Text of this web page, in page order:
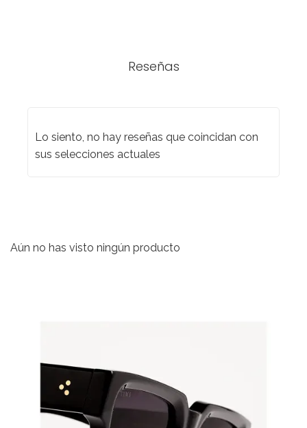
Reseñas
Lo siento, no hay reseñas que coincidan con
sus selecciones actuales
Aún no has visto ningún producto